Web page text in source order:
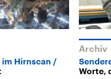
Hirnscan
Archiv
Worte,